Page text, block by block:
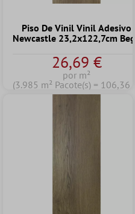
Piso De Vinil Vinil Adesivo
Newcastle 23,2x122,7cm Bege
26,69 €
por m²
(3.985 m² Pacote(s) = 106,36 €)